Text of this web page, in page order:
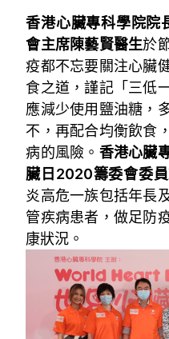
香港心臟專科學院院
會主席陳藝賢醫生於
疫都不忘要關注心臟
食之道，謹記「三低
應減少使用鹽油糖，
不，再配合均衡飲食
病的風險。 香港心臟
臟日2020籌委會委
炎高危一族包括年長
管疾病患者，做足防
康狀況。